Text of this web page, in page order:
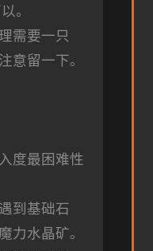
。
需要一只
意留一下。
度最困难性
到基础石
力水晶矿。